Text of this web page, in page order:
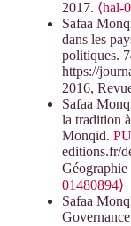
2017. ⟨hal-
Safaa
dans les
politiques.
https://
2016,
Safaa
la tradition
Monqid.
editions.fr/
01480894⟩
Safaa